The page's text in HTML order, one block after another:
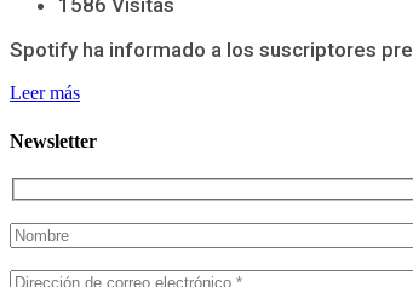
1586 Visitas
Spotify ha informado a los suscriptores
Leer más
Newsletter